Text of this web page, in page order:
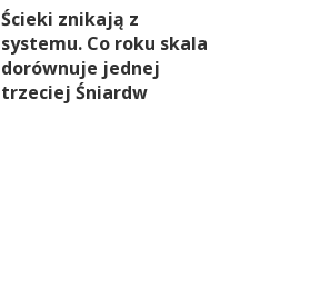
Ścieki znikają z
systemu. Co roku skala
dorównuje jednej
trzeciej Śniardw